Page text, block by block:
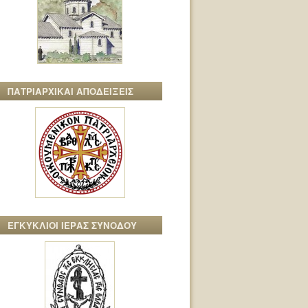
ΠΑΤΡΙΑΡΧΙΚΑΙ ΑΠΟΔΕΙΞΕΙΣ
ΕΓΚΥΚΛΙΟΙ ΙΕΡΑΣ ΣΥΝΟΔΟΥ